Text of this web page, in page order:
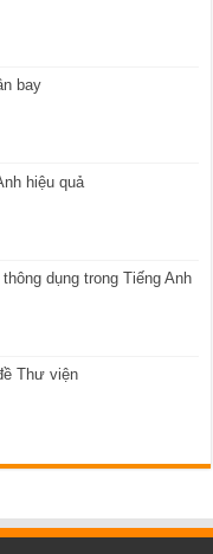
bay
hiệu quả
dụng trong Tiếng Anh
Thư viện